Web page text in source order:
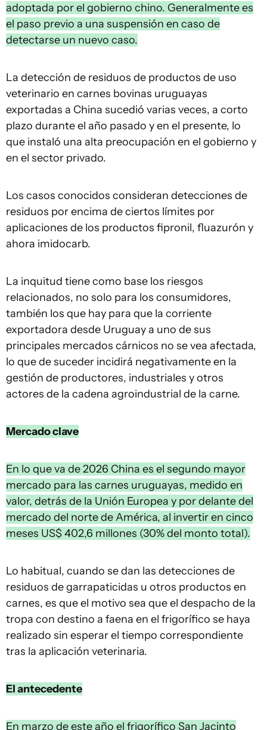
adoptada por el gobierno chino. Generalmente es
el paso previo a una suspensión en caso de
detectarse un nuevo caso.
La detección de residuos de productos de uso
veterinario en carnes bovinas uruguayas
exportadas a China sucedió varias veces, a corto
plazo durante el año pasado y en el presente, lo
que instaló una alta preocupación en el gobierno y
en el sector privado.
Los casos conocidos consideran detecciones de
residuos por encima de ciertos límites por
aplicaciones de los productos fipronil, fluazurón y
ahora imidocarb.
La inquitud tiene como base los riesgos
relacionados, no solo para los consumidores,
también los que hay para que la corriente
exportadora desde Uruguay a uno de sus
principales mercados cárnicos no se vea afectada,
lo que de suceder incidirá negativamente en la
gestión de productores, industriales y otros
actores de la cadena agroindustrial de la carne.
Mercado clave
En lo que va de 2026 China es el segundo mayor
mercado para las carnes uruguayas, medido en
valor, detrás de la Unión Europea y por delante del
mercado del norte de América, al invertir en cinco
meses US$ 402,6 millones (30% del monto total).
Lo habitual, cuando se dan las detecciones de
residuos de garrapaticidas u otros productos en
carnes, es que el motivo sea que el despacho de la
tropa con destino a faena en el frigorífico se haya
realizado sin esperar el tiempo correspondiente
tras la aplicación veterinaria.
El antecedente
En marzo de este año el frigorífico San Jacinto